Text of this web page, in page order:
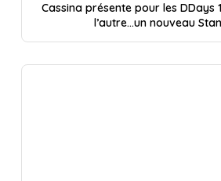
Cassina présente pour les DDays
l’autre…un nouveau